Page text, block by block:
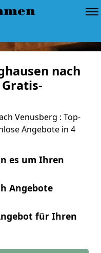
nach
Venusberg : Top-
Angebote in 4
es um Ihren
Angebote
für Ihren